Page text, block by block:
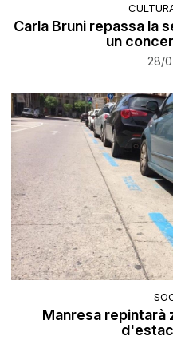
Carla Bruni repassa la
un
28/
Manresa repintarà